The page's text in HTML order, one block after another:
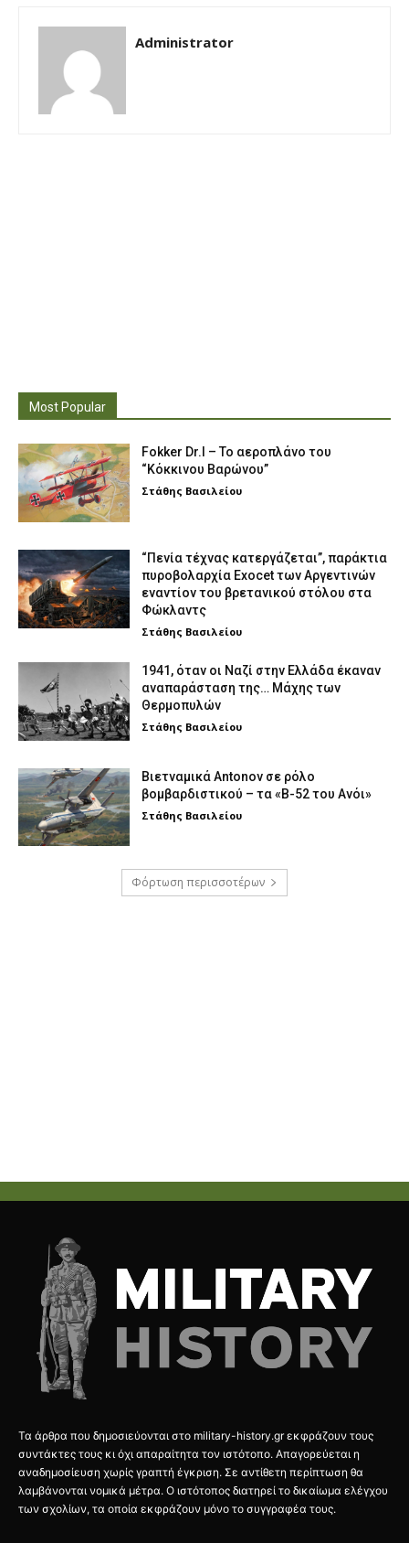
Administrator
Most Popular
Fokker Dr.I – To αεροπλάνο του
“Κόκκινου Βαρώνου”
Στάθης Βασιλείου
“Πενία τέχνας κατεργάζεται”, παράκτια
πυροβολαρχία Exocet των Αργεντινών
εναντίον του βρετανικού στόλου στα
Φώκλαντς
Στάθης Βασιλείου
1941, όταν οι Ναζί στην Ελλάδα έκαναν
αναπαράσταση της… Μάχης των
Θερμοπυλών
Στάθης Βασιλείου
Βιετναμικά Antonov σε ρόλο
βομβαρδιστικού – τα «Β-52 του Ανόι»
Στάθης Βασιλείου
Φόρτωση περισσοτέρων
Τα άρθρα που δημοσιεύονται στο military-history.gr εκφράζουν τους
συντάκτες τους κι όχι απαραίτητα τον ιστότοπο. Απαγορεύεται η
αναδημοσίευση χωρίς γραπτή έγκριση. Σε αντίθετη περίπτωση θα
λαμβάνονται νομικά μέτρα. Ο ιστότοπος διατηρεί το δικαίωμα ελέγχου
των σχολίων, τα οποία εκφράζουν μόνο το συγγραφέα τους.